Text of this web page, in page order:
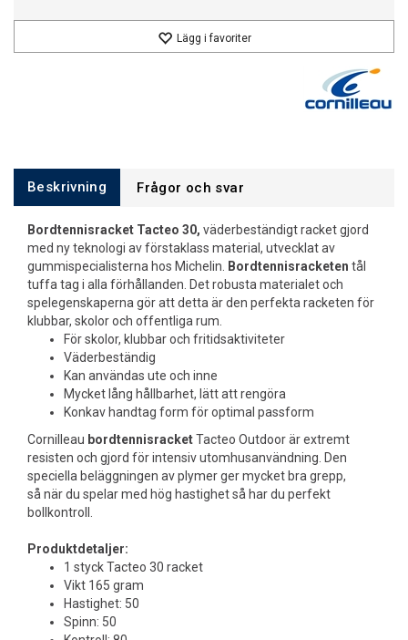
Lägg i favoriter
Beskrivning Frågor och svar
Bordtennisracket Tacteo 30, väderbeständigt racket gjord
med ny teknologi av förstaklass material, utvecklat av
gummispecialisterna hos Michelin.
Bordtennisracketen tål
tuffa tag i alla förhållanden. Det robusta materialet och
spelegenskaperna gör att detta är den perfekta racketen för
klubbar, skolor och offentliga rum.
För skolor, klubbar och fritidsaktiviteter
Väderbeständig
Kan användas ute och inne
Mycket lång hållbarhet, lätt att rengöra
Konkav handtag form för optimal passform
Cornilleau bordtennisracketTacteo Outdoor är extremt
resisten och gjord för intensiv utomhusanvändning. Den
speciella beläggningen av plymer ger mycket bra grepp,
så när du spelar med hög hastighet så har du perfekt
bollkontroll.
Produktdetaljer:
1 styck Tacteo 30 racket
Vikt 165 gram
Hastighet: 50
Spinn: 50